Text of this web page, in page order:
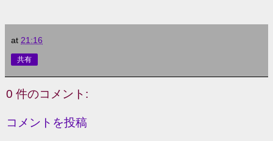
at 21:16
共有
0 件のコメント:
コメントを投稿